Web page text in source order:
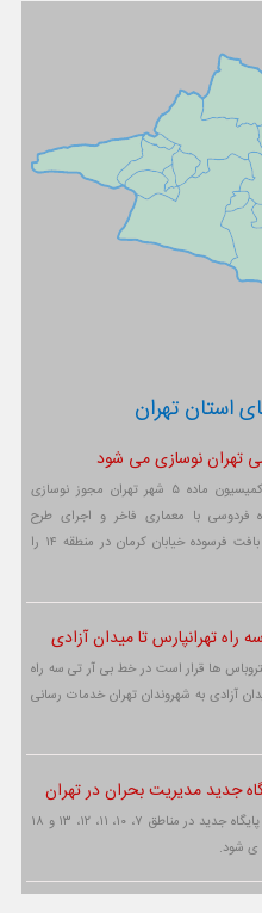
استان تهران
تهران نوسازی می شود
تهران رسانه | کمیسیون ماده ۵ شهر تهران مجوز نوسازی
فردوسی با معماری فاخر و اجرای طرح
موضعی اصلاح بافت فرسوده خیابان کرمان در منطقه ۱۴ را
راه تهرانپارس تا میدان آزادی
ها قرار است در خط بی آر تی سه راه
آزادی به شهروندان تهران خدمات رسانی
تهران رسانه | ۶ پایگاه جدید در مناطق ۷، ۱۰، ۱۱، ۱۲، ۱۳ و ۱۸
ی شود.